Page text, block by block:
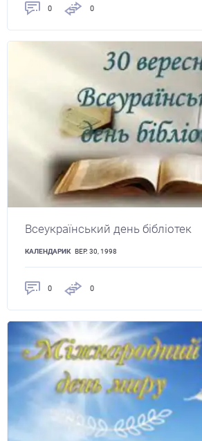
0 0
Всеукраїнський день бібліотек
КАЛЕНДАРИК ВЕР. 30, 1998
0 0